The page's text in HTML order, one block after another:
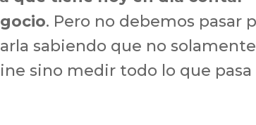
. Pero no debemos pasar
sabiendo que no solamente
sino medir todo lo que pasa